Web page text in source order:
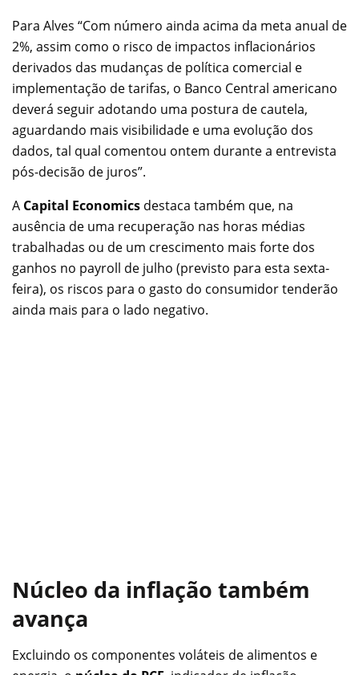
Para Alves “Com número ainda acima da meta anual de
2%, assim como o risco de impactos inflacionários
derivados das mudanças de política comercial e
implementação de tarifas, o Banco Central americano
deverá seguir adotando uma postura de cautela,
aguardando mais visibilidade e uma evolução dos
dados, tal qual comentou ontem durante a entrevista
pós-decisão de juros”.
A Capital Economics destaca também que, na
ausência de uma recuperação nas horas médias
trabalhadas ou de um crescimento mais forte dos
ganhos no payroll de julho (previsto para esta sexta-
feira), os riscos para o gasto do consumidor tenderão
ainda mais para o lado negativo.
Núcleo da inflação também
avança
Excluindo os componentes voláteis de alimentos e